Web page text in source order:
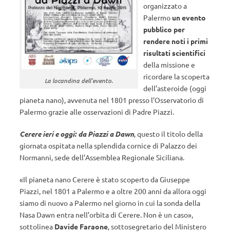
La locandina dell’evento.
organizzato a
Palermo un evento
pubblico per
rendere noti i primi
risultati scientifici
della missione e
ricordare la scoperta
dell’asteroide (oggi
pianeta nano), avvenuta nel 1801 presso l’Osservatorio di
Palermo grazie alle osservazioni di Padre Piazzi.
Cerere ieri e oggi: da Piazzi a Dawn, questo il titolo della
giornata ospitata nella splendida cornice di Palazzo dei
Normanni, sede dell’Assemblea Regionale Siciliana.
«Il pianeta nano Cerere è stato scoperto da Giuseppe
Piazzi, nel 1801 a Palermo e a oltre 200 anni da allora oggi
siamo di nuovo a Palermo nel giorno in cui la sonda della
Nasa Dawn entra nell’orbita di Cerere. Non è un caso»,
sottolinea Davide Faraone, sottosegretario del Ministero